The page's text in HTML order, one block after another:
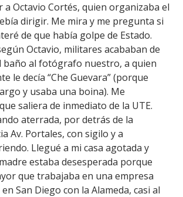
a Octavio Cortés, quien organizaba el
dirigir. Me mira y me pregunta si
de que había golpe de Estado.
Octavio, militares acababan de
baño al fotógrafo nuestro, a quien
le decía “Che Guevara” (porque
y usaba una boina). Me
saliera de inmediato de la UTE.
aterrada, por detrás de la
Av. Portales, con sigilo y a
Llegué a mi casa agotada y
estaba desesperada porque
que trabajaba en una empresa
San Diego con la Alameda, casi al